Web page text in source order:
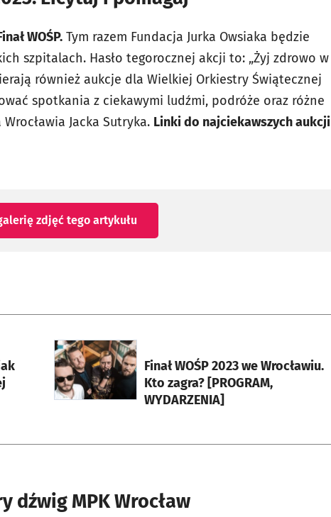
WOŚP. Tym razem Fundacja Jurka Owsiaka będzie
szpitalach. Hasło tegorocznej akcji to: „Żyj zdrowo w
również aukcje dla Wielkiej Orkiestry Świątecznej
spotkania z ciekawymi ludźmi, podróże oraz różne
Jacka Sutryka. Linki do najciekawszych aukcji
zdjęć tego artykułu
Finał WOŚP 2023 we Wrocławiu.
Kto zagra? [PROGRAM,
WYDARZENIA]
otworzy się w nowej karcie
dźwig MPK Wrocław